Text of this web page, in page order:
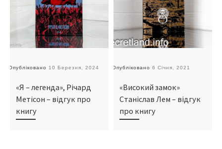
Опубліковано 10 Березня, 2024
«Я – легенда», Річард
Метісон – відгук про
книгу
Опубліковано 6 Січня, 2021
«Високий замок»
Станіслав Лем – відгук
про книгу